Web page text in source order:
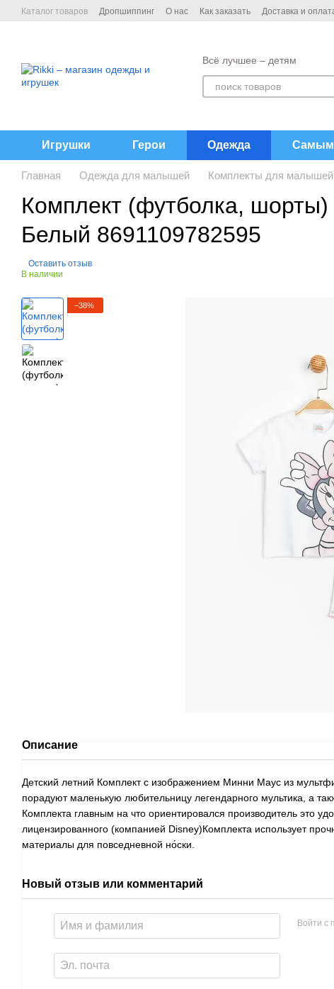
Перейти к основному контенту
Каталог товаров Дропшиппинг О нас Как заказать Доставка и
Всё лучшее – детям
Игрушки Герои Одежда Самым
Главная Одежда для малышей Комплекты для малышей
Комплект (футболка,
Белый 8691109782595
Оставить отзыв
В наличии
−38%
Описание
Детский летний Комплект с изображением Минни Маус из
порадуют маленькую любительницу легендарного мультика, а
Комплекта главным на что ориентировался производитель это
лицензированного (компанией Disney)Комплекта использует
материалы для повседневной но́ски.
Новый отзыв или комментарий
Войти с